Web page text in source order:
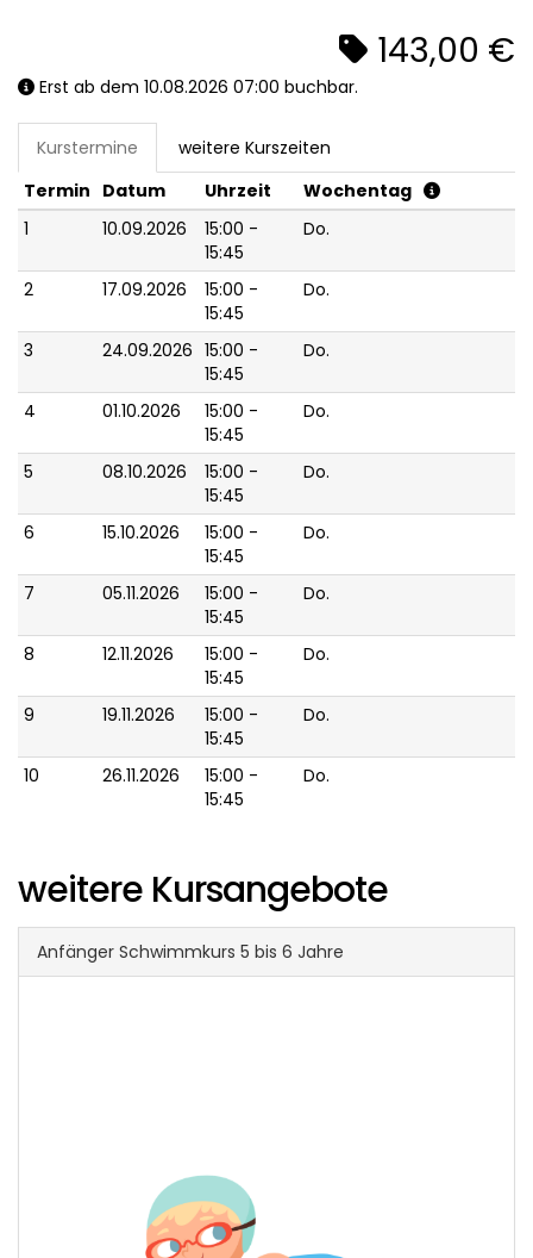
143,00 €
Erst ab dem 10.08.2026 07:00 buchbar.
Kurstermine
weitere Kurszeiten
Termin Datum Uhrzeit
Wochentag
1
10.09.2026
15:00 -
15:45
Do.
2 17.09.2026
15:00 -
15:45
Do.
3 24.09.2026 15:00 -
15:45
Do.
4 01.10.2026
15:00 -
15:45
Do.
5 08.10.2026
15:00 -
15:45
Do.
6 15.10.2026
15:00 -
15:45
Do.
7 05.11.2026
15:00 -
15:45
Do.
8 12.11.2026
15:00 -
15:45
Do.
9 19.11.2026
15:00 -
15:45
Do.
10 26.11.2026
15:00 -
15:45
Do.
weitere Kursangebote
Anfänger Schwimmkurs 5 bis 6 Jahre